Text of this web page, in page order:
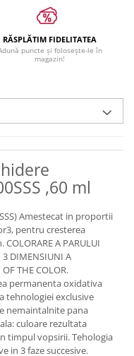
RĂSPLĂTIM FIDELITATEA
puncte și folosește-le în
magazin!
,60 ml
Amestecat in proportii
pentru cresterea
A PARULUI
3 DIMENSIUNI A
THE COLOR.
permanenta oxidativa
tehnologiei exclusive
nemaintalnite pana
culoare rezultata
timpul vopsirii. Tehologia
in 3 faze succesive.